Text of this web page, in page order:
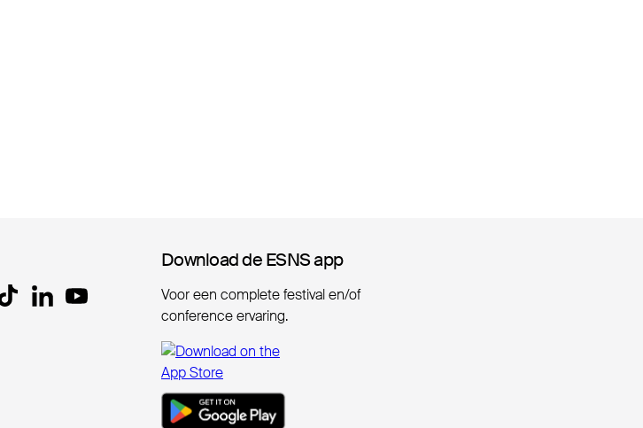
Download de ESNS app
Download de ESNS app
Voor een complete festival en/of
conference ervaring.